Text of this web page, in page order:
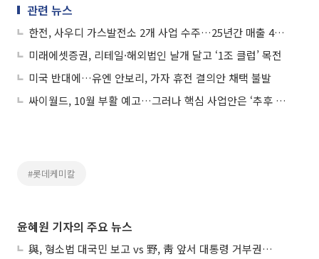
관련 뉴스
한전, 사우디 가스발전소 2개 사업 수주…25년간 매출 4조 원
미래에셋증권, 리테일·해외법인 날개 달고 ‘1조 클럽’ 목전
미국 반대에…유엔 안보리, 가자 휴전 결의안 채택 불발
싸이월드, 10월 부활 예고…그러나 핵심 사업안은 ‘추후 공개’
#롯데케미칼
윤혜원 기자의 주요 뉴스
與, 형소법 대국민 보고 vs 野, 靑 앞서 대통령 거부권 촉구